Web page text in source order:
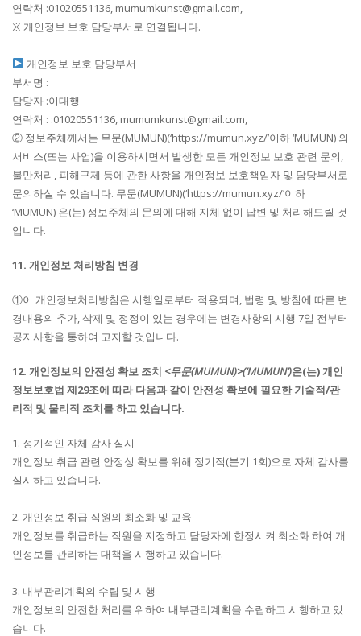
연락처 :01020551136, mumumkunst@gmail.com,
※ 개인정보 보호 담당부서로 연결됩니다.
개인정보 보호 담당부서
부서명 :
담당자 :이대행
연락처 : :01020551136, mumumkunst@gmail.com,
② 정보주체께서는 무문(MUMUN)(‘https://mumun.xyz/’이하 ‘MUMUN) 의
서비스(또는 사업)을 이용하시면서 발생한 모든 개인정보 보호 관련 문의,
불만처리, 피해구제 등에 관한 사항을 개인정보 보호책임자 및 담당부서로
문의하실 수 있습니다. 무문(MUMUN)(‘https://mumun.xyz/’이하
‘MUMUN) 은(는) 정보주체의 문의에 대해 지체 없이 답변 및 처리해드릴 것
입니다.
11. 개인정보 처리방침 변경
①이 개인정보처리방침은 시행일로부터 적용되며, 법령 및 방침에 따른 변
경내용의 추가, 삭제 및 정정이 있는 경우에는 변경사항의 시행 7일 전부터
공지사항을 통하여 고지할 것입니다.
12. 개인정보의 안전성 확보 조치 <무문(MUMUN)>(‘MUMUN’)은(는) 개인
정보보호법 제29조에 따라 다음과 같이 안전성 확보에 필요한 기술적/관
리적 및 물리적 조치를 하고 있습니다.
1. 정기적인 자체 감사 실시
개인정보 취급 관련 안정성 확보를 위해 정기적(분기 1회)으로 자체 감사를
실시하고 있습니다.
2. 개인정보 취급 직원의 최소화 및 교육
개인정보를 취급하는 직원을 지정하고 담당자에 한정시켜 최소화 하여 개
인정보를 관리하는 대책을 시행하고 있습니다.
3. 내부관리계획의 수립 및 시행
개인정보의 안전한 처리를 위하여 내부관리계획을 수립하고 시행하고 있
습니다.